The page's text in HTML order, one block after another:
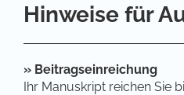
Hinweise für
» Beitragseinreichung
Ihr Manuskript reichen Sie